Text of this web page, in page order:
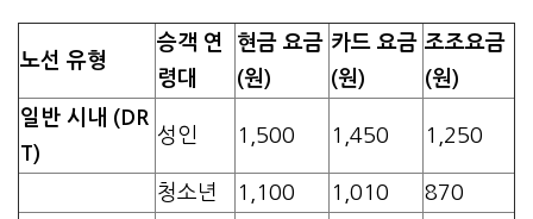
노선 유형
승객 연
령대
현금 요금
(원)
카드 요금
(원)
조조요금
(원)
일반 시내 (DR
T)
성인 1,500 1,450 1,250
청소년 1,100 1,010
870